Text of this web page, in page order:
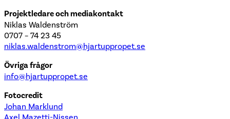
Projektledare och mediakontakt
Niklas Waldenström
0707 – 74 23 45
niklas.waldenstrom@hjartuppropet.se
Övriga frågor
info@hjartuppropet.se
Fotocredit
Johan Marklund